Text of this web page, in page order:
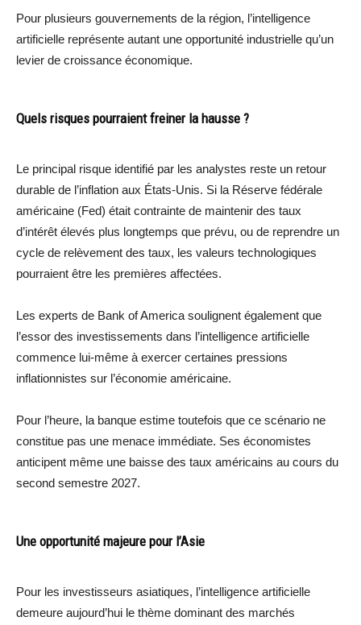
Pour plusieurs gouvernements de la région, l’intelligence
artificielle représente autant une opportunité industrielle qu’un
levier de croissance économique.
Quels risques pourraient freiner la hausse ?
Le principal risque identifié par les analystes reste un retour
durable de l’inflation aux États-Unis. Si la Réserve fédérale
américaine (Fed) était contrainte de maintenir des taux
d’intérêt élevés plus longtemps que prévu, ou de reprendre un
cycle de relèvement des taux, les valeurs technologiques
pourraient être les premières affectées.
Les experts de Bank of America soulignent également que
l’essor des investissements dans l’intelligence artificielle
commence lui-même à exercer certaines pressions
inflationnistes sur l’économie américaine.
Pour l’heure, la banque estime toutefois que ce scénario ne
constitue pas une menace immédiate. Ses économistes
anticipent même une baisse des taux américains au cours du
second semestre 2027.
Une opportunité majeure pour l’Asie
Pour les investisseurs asiatiques, l’intelligence artificielle
demeure aujourd’hui le thème dominant des marchés